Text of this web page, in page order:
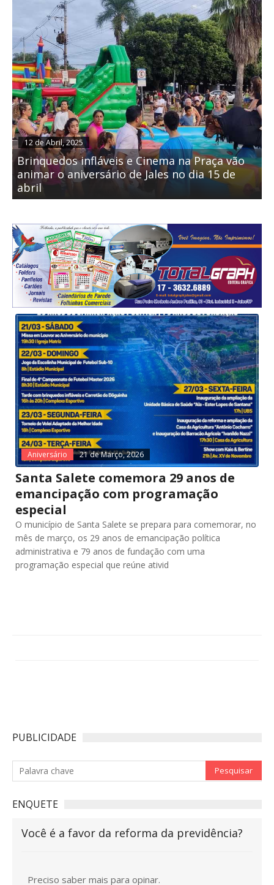
12 de Abril, 2025
Brinquedos infláveis e Cinema na Praça vão
animar o aniversário de Jales no dia 15 de
abril
Aniversário 21 de Março, 2026
Santa Salete comemora 29 anos de
emancipação com programação
especial
O município de Santa Salete se prepara para comemorar, no
mês de março, os 29 anos de emancipação política
administrativa e 79 anos de fundação com uma
programação especial que reúne ativid
PUBLICIDADE
ENQUETE
Você é a favor da reforma da previdência?
Preciso saber mais para opinar.